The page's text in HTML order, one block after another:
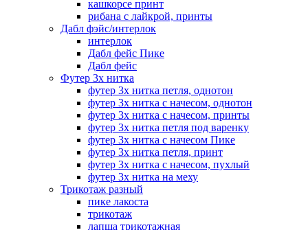
кашкорсе принт
рибана с лайкрой, принты
Дабл фэйс/интерлок
интерлок
Дабл фейс Пике
Дабл фейс
Футер 3х нитка
футер 3х нитка петля, однотон
футер 3х нитка с начесом, однотон
футер 3х нитка с начесом, принты
футер 3х нитка петля под варенку
футер 3х нитка с начесом Пике
футер 3х нитка петля, принт
футер 3х нитка с начесом, пухлый
футер 3х нитка на меху
Трикотаж разный
пике лакоста
трикотаж
лапша трикотажная